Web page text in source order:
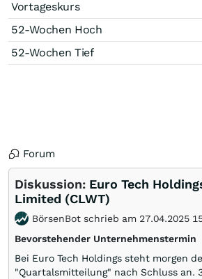
Vortageskurs
52-Wochen Hoch
52-Wochen Tief
Forum
Diskussion: Euro Tech
Limited (CLWT)
BörsenBot schrieb am 27.04.2025
Bevorstehender Unternehmenstermin
Bei Euro Tech Holdings steht morgen
"Quartalsmitteilung" nach Schluss an.